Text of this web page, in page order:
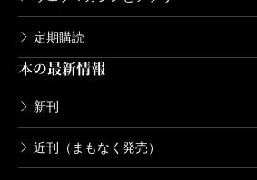
定期購読
本の最新情報
新刊
近刊（まもなく発売）